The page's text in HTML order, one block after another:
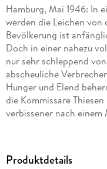
Hamburg, Mai 1946: In
werden die Leichen von
Bevölkerung ist
Doch in einer nahezu
nur sehr schleppend
abscheuliche
Hunger und Elend
die Kommissare
verbissener nach
Mann stellt, der die
Fall gelöst zu sein. Nur
Produktdetails